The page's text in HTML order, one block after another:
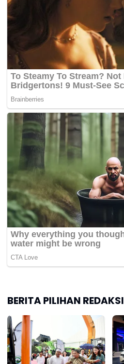
BERITA PILIHAN REDAKSI